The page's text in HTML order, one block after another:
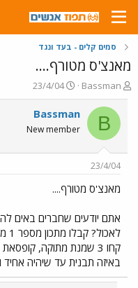
סמים קלים - בעד ונגד
מאנצ'ס מטורף....
פ
ו
ת
ח
ה
ש
א
Bassman
פ
ו
ר
ם
ר
23/4/04
B
Bassman
New member
23/4/04
מאנצ'ס מטורף....
אתם יודעים שחברים באים
קחו 3 שמנת מתוקה,
באיזה תבנית עד שיהיה אחיד